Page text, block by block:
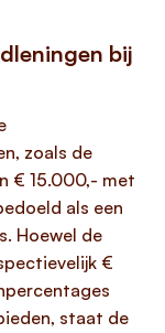
bij
zoals de
€ 15.000,- met
als een
Hoewel de
€
staat de